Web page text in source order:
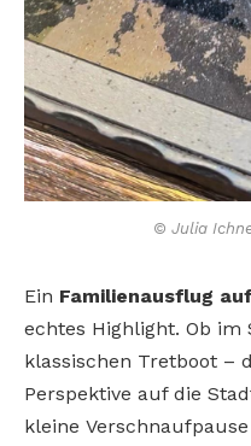
© Julia
Ein Familienausflug
echtes Highlight. Ob im
klassischen Tretboot –
Perspektive auf die
kleine